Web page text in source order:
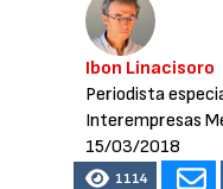
Ibon Linacisoro
Periodista
Interempresas
15/03/2018
1114